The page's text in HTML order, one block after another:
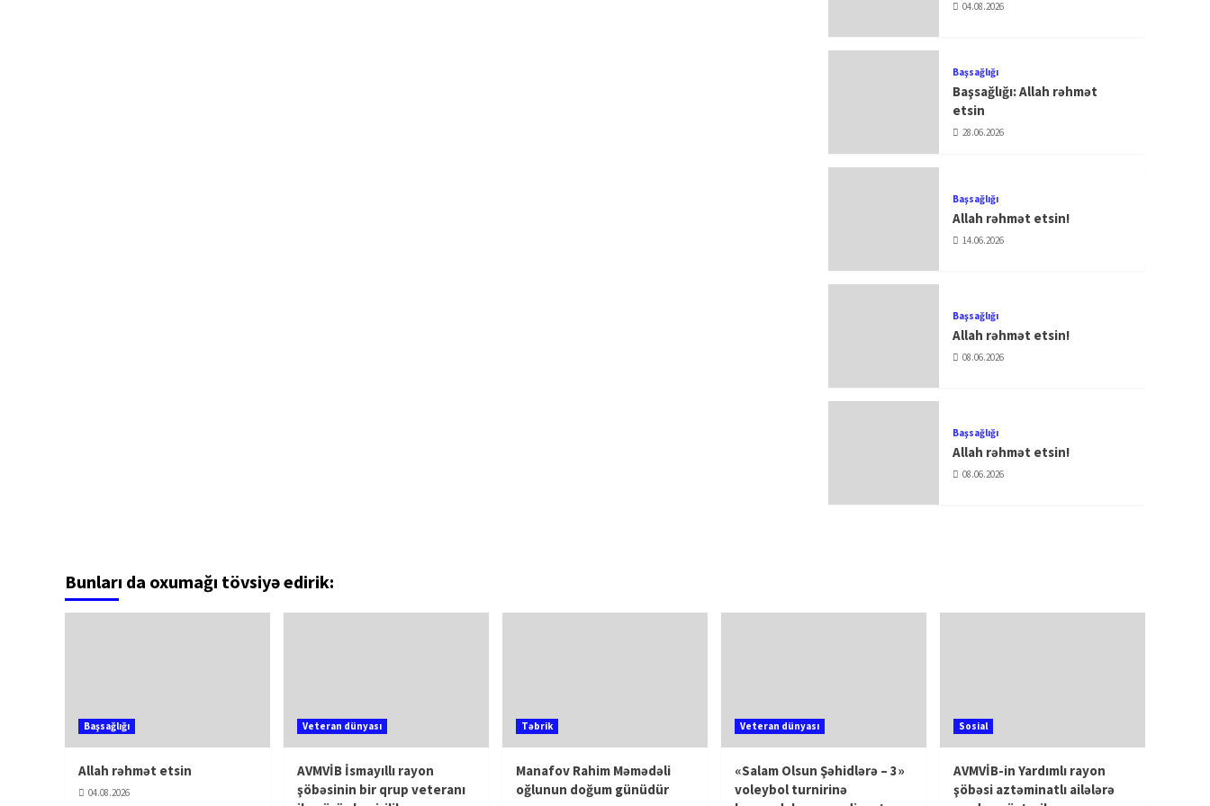
04.08.2026
Başsağlığı
Başsağlığı: Allah rəhmət
etsin
28.06.2026
Başsağlığı
Allah rəhmət etsin!
14.06.2026
Başsağlığı
Allah rəhmət etsin!
08.06.2026
Başsağlığı
Allah rəhmət etsin!
08.06.2026
Bunları da oxumağı tövsiyə edirik:
Başsağlığı
Allah rəhmət etsin
04.08.2026
Veteran dünyası
AVMVİB İsmayıllı rayon
şöbəsinin bir qrup veteranı
Təbrik
Manafov Rahim Məmədəli
oğlunun doğum günüdür
Veteran dünyası
«Salam Olsun Şəhidlərə – 3»
voleybol turnirinə
Sosial
AVMVİB-in Yardımlı rayon
şöbəsi aztəminatlı ailələrə